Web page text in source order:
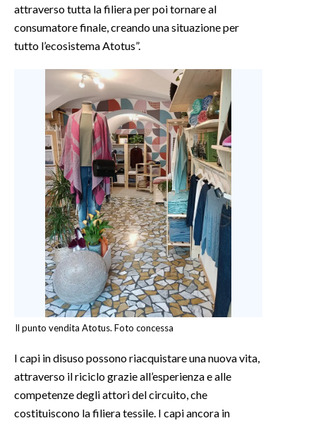
attraverso tutta la filiera per poi tornare al
consumatore finale, creando una situazione per
tutto l’ecosistema Atotus”.
Il punto vendita Atotus. Foto concessa
I capi in disuso possono riacquistare una nuova vita,
attraverso il riciclo grazie all’esperienza e alle
competenze degli attori del circuito, che
costituiscono la filiera tessile. I capi ancora in